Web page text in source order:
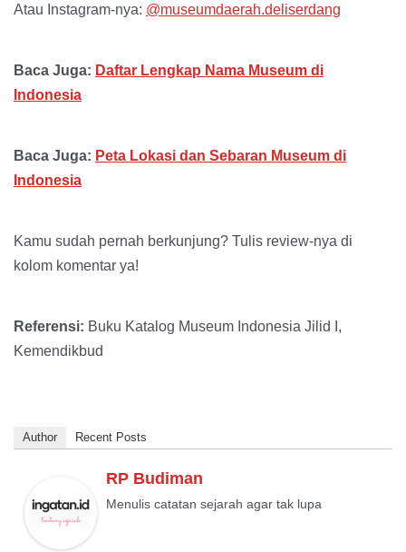
Atau Instagram-nya: @museumdaerah.deliserdang
Baca Juga: Daftar Lengkap Nama Museum di
Indonesia
Baca Juga: Peta Lokasi dan Sebaran Museum di
Indonesia
Kamu sudah pernah berkunjung? Tulis review-nya di
kolom komentar ya!
Referensi: Buku Katalog Museum Indonesia Jilid I,
Kemendikbud
Author Recent Posts
RP Budiman
Menulis catatan sejarah agar tak lupa